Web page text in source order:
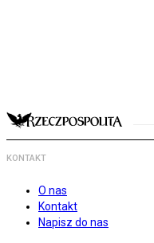
KONTAKT
O nas
Kontakt
Napisz do nas